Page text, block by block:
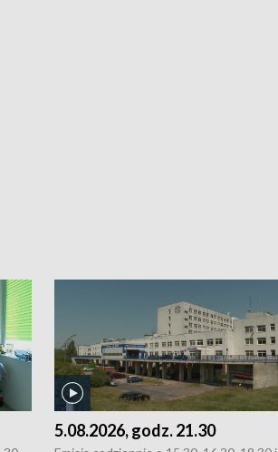
5.08.2026, godz. 21.30